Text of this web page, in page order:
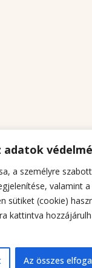
adatok
a személyre szabott
valamint a
sütiket (cookie)
kattintva
Az összes